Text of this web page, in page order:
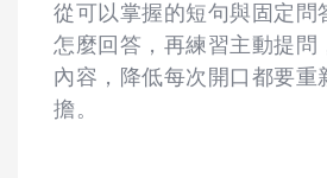
從可以掌握的短句與固定問
怎麼回答，再練習主動提問
內容，降低每次開口都要重
擔。